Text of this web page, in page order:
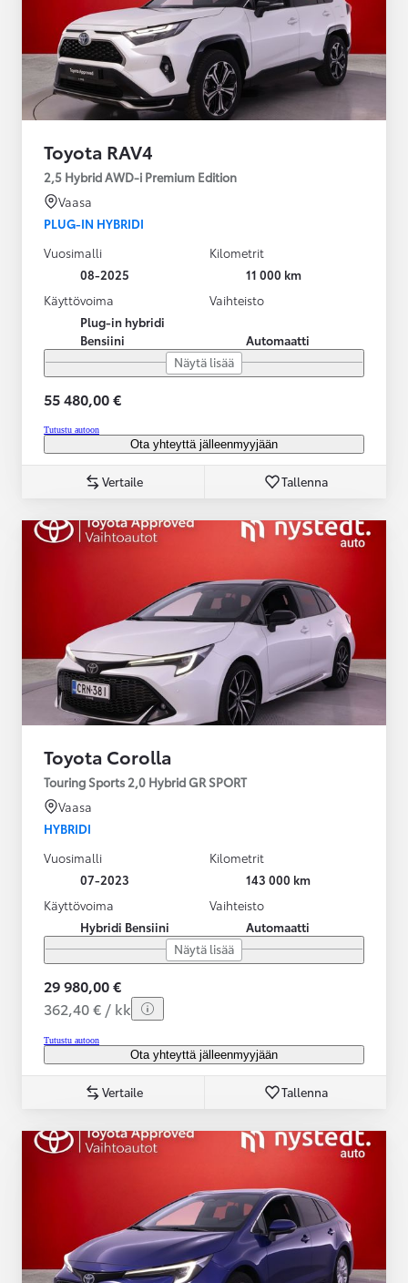
Toyota RAV4
2,5 Hybrid AWD-i Premium Edition
Vaasa
PLUG-IN HYBRIDI
Vuosimalli
08-2025
Kilometrit
11 000 km
Käyttövoima
Plug-in hybridi
Bensiini
Vaihteisto
Automaatti
Näytä lisää
55 480,00 €
Tutustu autoon
Ota yhteyttä jälleenmyyjään
Vertaile Tallenna
Toyota Corolla
Touring Sports 2,0 Hybrid GR SPORT
Vaasa
HYBRIDI
Vuosimalli
07-2023
Kilometrit
143 000 km
Käyttövoima
Hybridi Bensiini
Vaihteisto
Automaatti
Näytä lisää
29 980,00 €
362,40 € / kk
Tutustu autoon
Ota yhteyttä jälleenmyyjään
Vertaile Tallenna